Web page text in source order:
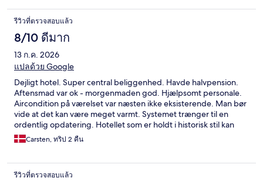
รีวิวที่ตรวจสอบแล้ว
8/10 ดีมาก
13 ก.ค. 2026
แปลด้วย Google
Dejligt hotel. Super central beliggenhed. Havde halvpension.
Aftensmad var ok - morgenmaden god. Hjælpsomt personale.
Aircondition på værelset var næsten ikke eksisterende. Man bør
vide at det kan være meget varmt. Systemet trænger til en
ordentlig opdatering. Hotellet som er holdt i historisk stil kan
ellers kun anbefales.
Carsten, ทริป 2 คืน
รีวิวที่ตรวจสอบแล้ว